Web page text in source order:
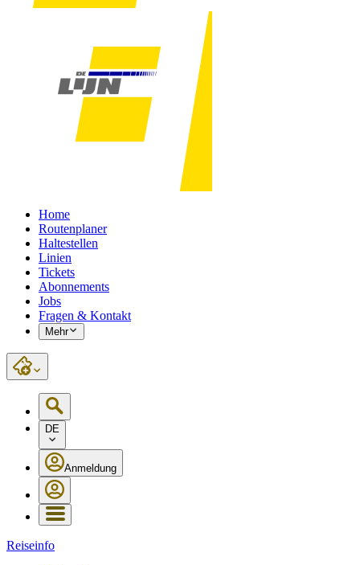
Home
Routenplaner
Haltestellen
Linien
Tickets
Abonnements
Jobs
Fragen & Kontakt
Mehr
DE
Anmeldung
Reiseinfo